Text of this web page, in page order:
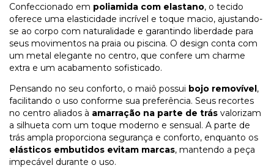
Confeccionado em poliamida com elastano, o tecido
oferece uma elasticidade incrível e toque macio, ajustando-
se ao corpo com naturalidade e garantindo liberdade para
seus movimentos na praia ou piscina. O design conta com
um metal elegante no centro, que confere um charme
extra e um acabamento sofisticado.
Pensando no seu conforto, o maiô possui bojo removível,
facilitando o uso conforme sua preferência. Seus recortes
no centro aliados à amarração na parte de trás valorizam
a silhueta com um toque moderno e sensual. A parte de
trás ampla proporciona segurança e conforto, enquanto os
elásticos embutidos evitam marcas, mantendo a peça
impecável durante o uso.